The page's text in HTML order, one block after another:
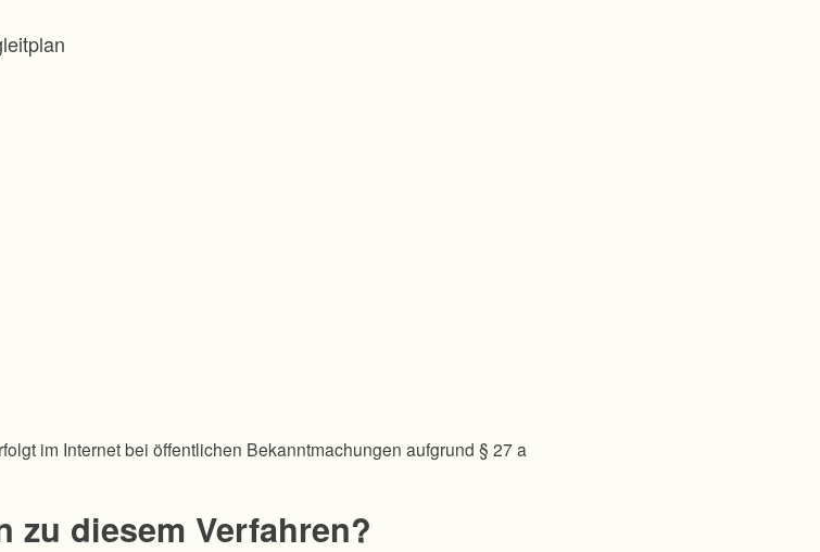
im Internet bei öffentlichen Bekanntmachungen aufgrund § 27 a
zu diesem Verfahren?